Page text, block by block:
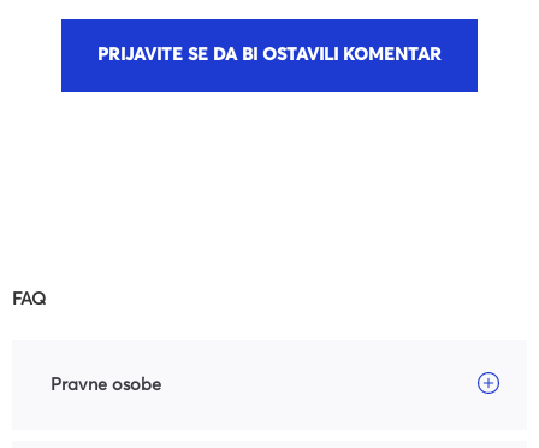
PRIJAVITE SE DA BI OSTAVILI KOMENTAR
FAQ
Pravne osobe